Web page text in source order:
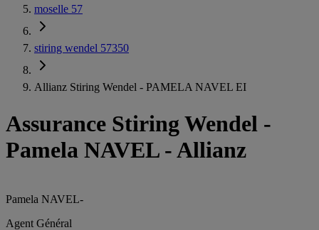
moselle 57
stiring wendel 57350
Allianz Stiring Wendel - PAMELA NAVEL EI
Assurance Stiring Wendel -
Pamela NAVEL - Allianz
Pamela NAVEL-
Agent Général